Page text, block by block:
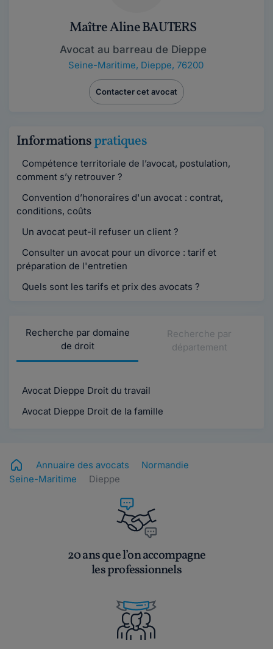
Maître Aline BAUTERS
Avocat au barreau de Dieppe
Seine-Maritime, Dieppe, 76200
Contacter cet avocat
Informationspratiques
Compétence territoriale de l’avocat, postulation,
comment s’y retrouver ?
Convention d’honoraires d'un avocat : contrat,
conditions, coûts
Un avocat peut-il refuser un client ?
Consulter un avocat pour un divorce : tarif et
préparation de l'entretien
Quels sont les tarifs et prix des avocats ?
Recherche par domaine
de droit
Recherche par
département
Avocat Dieppe Droit du travail
Avocat Dieppe Droit de la famille
Annuaire des avocats
Normandie
Seine-Maritime
Dieppe
20 ans que l’on accompagne
les professionnels